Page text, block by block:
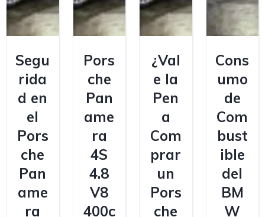
Segu
rida
d en
el
Pors
che
Pan
ame
ra
Pors
che
Pan
ame
ra
4S
4.8
V8
400c
¿Val
e la
Pen
a
Com
prar
un
Pors
che
Cons
umo
de
Com
bust
ible
del
BM
W